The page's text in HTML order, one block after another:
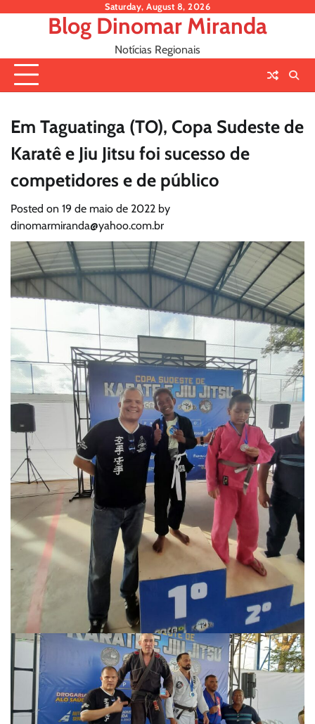
Saturday, August 8, 2026
Blog Dinomar Miranda
Notícias Regionais
Em Taguatinga (TO), Copa Sudeste de
Karatê e Jiu Jitsu foi sucesso de
competidores e de público
Posted on 19 de maio de 2022 by
dinomarmiranda@yahoo.com.br